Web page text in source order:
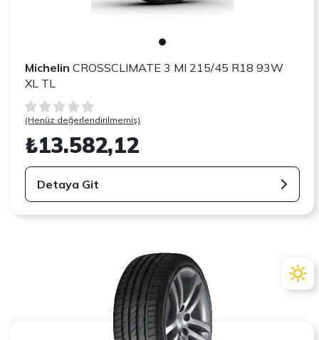
Michelin CROSSCLIMATE 3 MI 215/45 R18 93W
XL TL
(Henüz değerlendirilmemiş)
₺13.582,12
Detaya Git